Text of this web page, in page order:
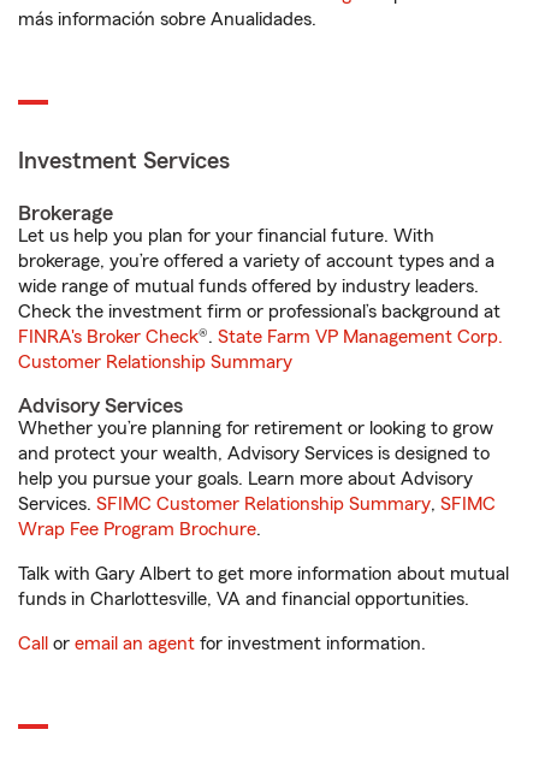
más información sobre Anualidades.
Investment Services
Brokerage
Let us help you plan for your financial future. With
brokerage, you’re offered a variety of account types and a
wide range of mutual funds offered by industry leaders.
Check the investment firm or professional’s background at
FINRA's Broker Check®. State Farm VP Management Corp.
Customer Relationship Summary
Advisory Services
Whether you’re planning for retirement or looking to grow
and protect your wealth, Advisory Services is designed to
help you pursue your goals. Learn more about Advisory
Services. SFIMC Customer Relationship Summary, SFIMC
Wrap Fee Program Brochure.
Talk with Gary Albert to get more information about mutual
funds in Charlottesville, VA and financial opportunities.
Call or email an agent for investment information.